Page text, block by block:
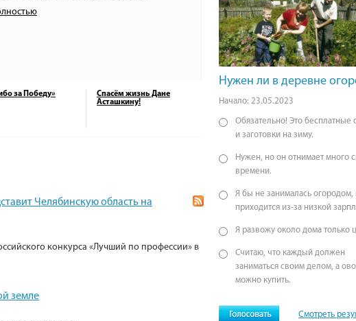
за Победу»
Спасём жизнь Дане
Асташкину!
Челябинскую область на
конкурса «Лучший по профессии» в
земле
Нужен ли в деревне
Начало: 23.05.2023
Обязательно! Это бесплатные
и заготовки на зиму.
Нужен, но он отнимает много
времени.
Я бы не занималась огородом,
приходится из-за низкой
Я развожу около дома только
Считаю, что каждый должен
заниматься своим делом, а
можно купить.
Смотреть